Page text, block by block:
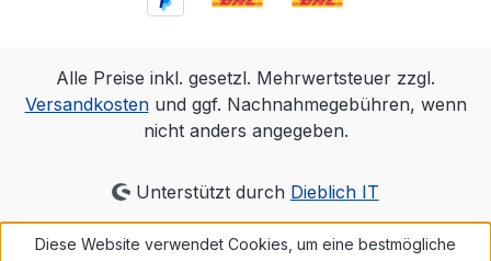
Alle Preise inkl. gesetzl. Mehrwertsteuer zzgl.
Versandkostenund ggf. Nachnahmegebühren, wenn
nicht anders angegeben.
Unterstützt durch Dieblich IT
Diese Website verwendet Cookies, um eine bestmögliche